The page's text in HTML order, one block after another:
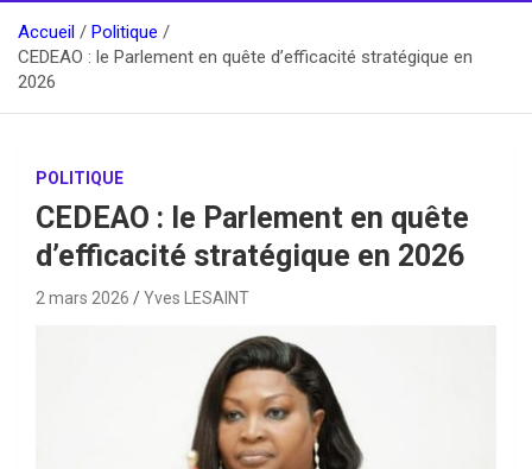
Accueil
Politique
CEDEAO : le Parlement en quête d’efficacité stratégique en
2026
POLITIQUE
CEDEAO : le Parlement en quête
d’efficacité stratégique en 2026
2 mars 2026 Yves LESAINT